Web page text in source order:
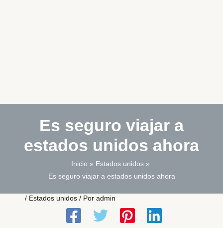
Es seguro viajar a
estados unidos ahora
Inicio
Estados unidos
Es seguro viajar a estados unidos ahora
/ Estados unidos / Por admin